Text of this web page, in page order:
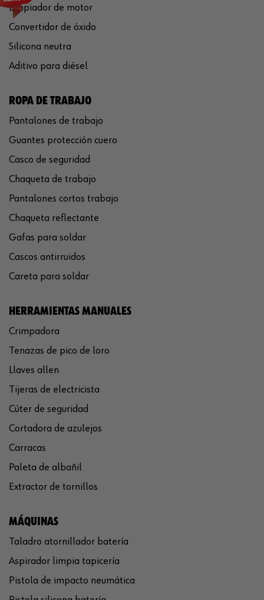
Limpiador de motor
Convertidor de óxido
Silicona neutra
Aditivo para diésel
ROPA DE TRABAJO
Pantalones de trabajo
Guantes protección cuero
Casco de seguridad
Chaqueta de trabajo
Pantalones cortos trabajo
Chaqueta reflectante
Gafas para soldar
Cascos antirruidos
Careta para soldar
HERRAMIENTAS MANUALES
Crimpadora
Tenazas de pico de loro
Llaves allen
Tijeras de electricista
Cúter de seguridad
Cortadora de azulejos
Carracas
Paleta de albañil
Extractor de tornillos
MÁQUINAS
Taladro atornillador batería
Aspirador limpia tapicería
Pistola de impacto neumática